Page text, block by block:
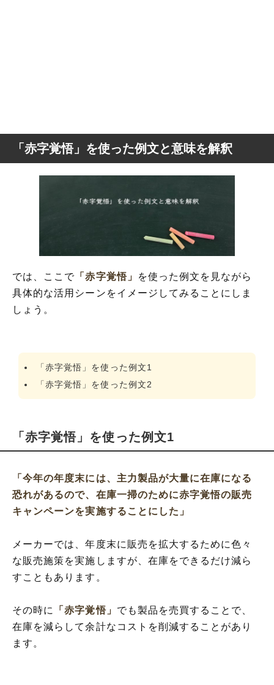
「赤字覚悟」を使った例文と意味を解釈
では、ここで 「赤字覚悟」
を使った例文を見ながら
具体的な活用シーンをイメージしてみることにしま
しょう。
「赤字覚悟」を使った例文1
「赤字覚悟」を使った例文2
「赤字覚悟」を使った例文1
「今年の年度末には、主力製品が大量に在庫になる
恐れがあるので、在庫一掃のために赤字覚悟の販売
キャンペーンを実施することにした」
メーカーでは、年度末に販売を拡大するために色々
な販売施策を実施しますが、在庫をできるだけ減ら
すこともあります。
その時に 「赤字覚悟」 でも製品を売買することで、
在庫を減らして余計なコストを削減することがあり
ます。